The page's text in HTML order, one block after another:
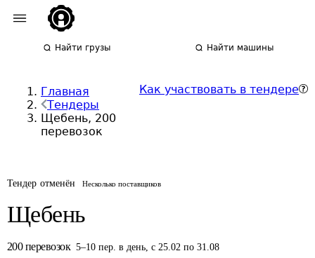
Найти грузы Найти машины
Главная
Тендеры
Щебень, 200
перевозок
Как участвовать в тендере
Тендер отменён Несколько поставщиков
Щебень
200 перевозок 5–10 пер. в день,с 25.02 по 31.08